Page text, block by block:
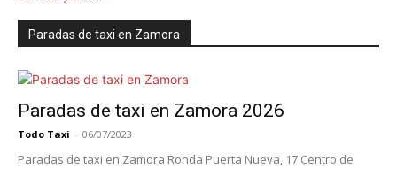
Paradas de taxi en Zamora
Paradas de taxi en Zamora 2026
Todo Taxi - 06/07/2023
Paradas de taxi en Zamora Ronda Puerta Nueva, 17 Centro de